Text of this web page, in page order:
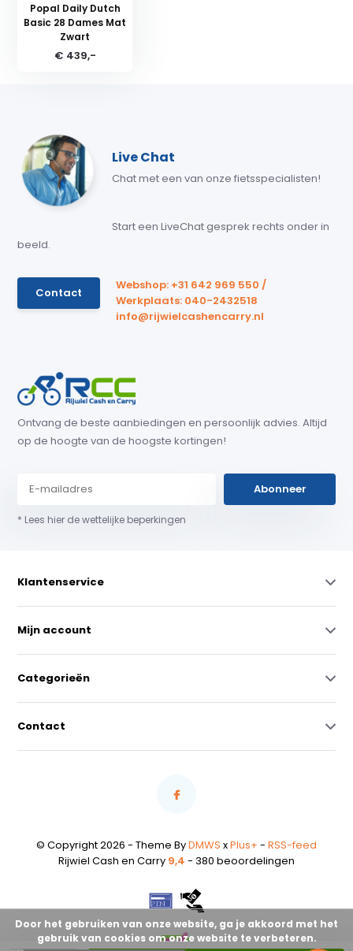
Popal Daily Dutch
Basic 28 Dames Mat
Zwart
€ 439,-
Live Chat
Chat met een van onze fietsspecialisten!
Start een LiveChat gesprek rechts onder in
beeld.
Contact
Webshop: +31 642 969 550 /
Werkplaats: 040-2432518
info@rijwielcashencarry.nl
Ontvang de beste aanbiedingen en persoonlijk advies. Altijd
op de hoogte van de hoogste kortingen!
Abonneer
* Lees hier de wettelijke beperkingen
Klantenservice
Mijn account
Categorieën
Contact
© Copyright 2026 - Theme ByDMWS xPlus+ - RSS-feed
Rijwiel Cash en Carry 9,4 - 380 beoordelingen
Door het gebruiken van onze website, ga je akkoord met het
gebruik van cookies om onze website te verbeteren.